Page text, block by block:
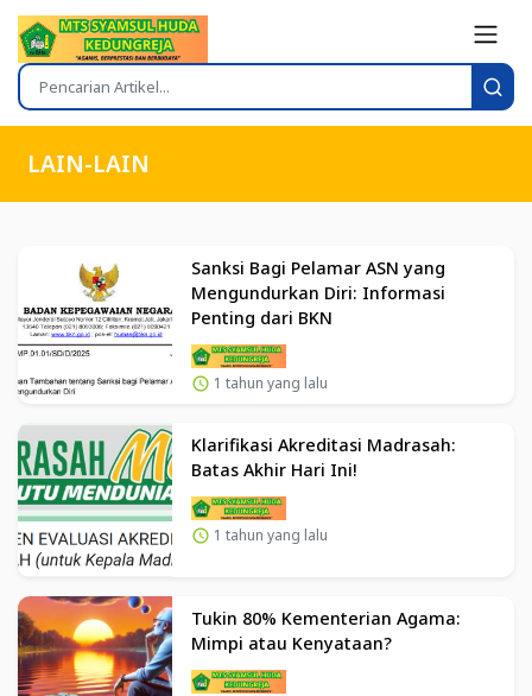
LAIN-LAIN
Sanksi Bagi Pelamar ASN yang
Mengundurkan Diri: Informasi
Penting dari BKN
1 tahun yang lalu
Klarifikasi Akreditasi Madrasah:
Batas Akhir Hari Ini!
1 tahun yang lalu
Tukin 80% Kementerian Agama:
Mimpi atau Kenyataan?